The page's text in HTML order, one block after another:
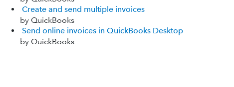
Create and send multiple invoices
by QuickBooks
Send online invoices in QuickBooks Desktop
by QuickBooks